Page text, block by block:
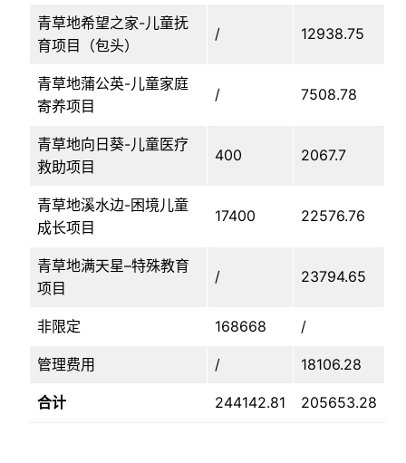
青草地希望之家-儿童抚
育项目（包头）
/ 12938.75
青草地蒲公英-儿童家庭
寄养项目
/ 7508.78
青草地向日葵-儿童医疗
救助项目
400 2067.7
青草地溪水边-困境儿童
成长项目
17400 22576.76
青草地满天星–特殊教育
项目
/ 23794.65
非限定 168668 /
管理费用 / 18106.28
合计 244142.81 205653.28